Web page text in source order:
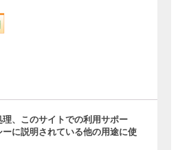
、このサイトでの利用サポー
ーに説明されている他の用途に使